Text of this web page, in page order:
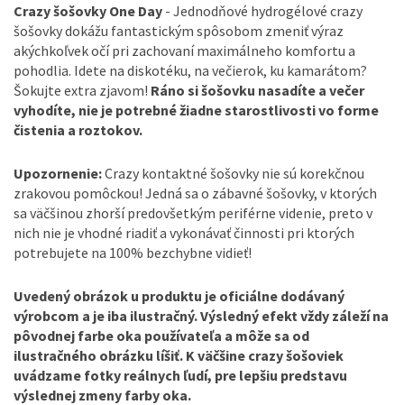
Crazy šošovky One Day - Jednodňové hydrogélové crazy
šošovky dokážu fantastickým spôsobom zmeniť výraz
akýchkoľvek očí pri zachovaní maximálneho komfortu a
pohodlia. Idete na diskotéku, na večierok, ku kamarátom?
Šokujte extra zjavom! Ráno si šošovku nasadíte a večer
vyhodíte, nie je potrebné žiadne starostlivosti vo forme
čistenia a roztokov.
Upozornenie:Crazy kontaktné šošovky nie sú korekčnou
zrakovou pomôckou! Jedná sa o zábavné šošovky, v ktorých
sa väčšinou zhorší predovšetkým periférne videnie, preto v
nich nie je vhodné riadiť a vykonávať činnosti pri ktorých
potrebujete na 100% bezchybne vidieť!
Uvedený obrázok u produktu je oficiálne dodávaný
výrobcom a je iba ilustračný. Výsledný efekt vždy záleží na
pôvodnej farbe oka používateľa a môže sa od
ilustračného obrázku líšiť. K väčšine crazy šošoviek
uvádzame fotky reálnych ľudí, pre lepšiu predstavu
výslednej zmeny farby oka.